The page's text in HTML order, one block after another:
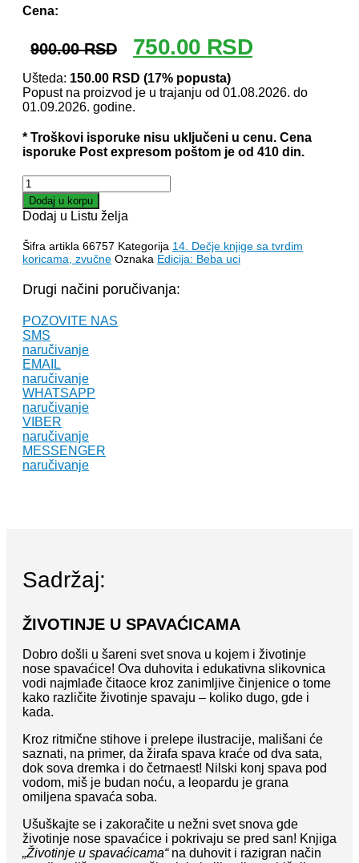
Cena:
900.00RSD
Originalna
cena
je
bila:
900.00 RSD.
750.00 RSDTrenutna
cena
750.00 RSD.
Ušteda: 150.00 RSD (17% popusta)
Popust na proizvod je u trajanju od 01.08.2026. do
01.09.2026. godine.
* Troškovi isporuke nisu uključeni u cenu. Cena
isporuke Post expresom poštom je od 410 din.
ŽIVOTINJE
U
SPAVAĆICAMA
količina
Dodaj u korpu
Dodaj u Listu želja
Šifra artikla 66757 Kategorija 14. Dečje knjige sa tvrdim
koricama, zvučne Oznaka Edicija: Beba uci
Drugi načini poručivanja:
POZOVITE NAS
SMS
naručivanje
EMAIL
naručivanje
WHATSAPP
naručivanje
VIBER
naručivanje
MESSENGER
naručivanje
Sadržaj:
ŽIVOTINJE U SPAVAĆICAMA
Dobro došli u šareni svet snova u kojem i životinje
nose spavaćice! Ova duhovita i edukativna slikovnica
vodi najmlađe čitaoce kroz zanimljive činjenice o tome
kako različite životinje spavaju – koliko dugo, gde i
kada.
Kroz ritmične stihove i prelepe ilustracije, mališani će
saznati, na primer, da žirafa spava kraće od dva sata,
dok sova dremka i do četrnaest! Nilski konj spava pod
vodom, miš je budan noću, a leopardu je grana
omiljena spavaća soba.
Ušuškajte se i zakoračite u nežni svet snova gde
životinje nose spavaćice i pokrivaju se pred san! Knjiga
„Životinje u spavaćicama“na duhovit i razigran način